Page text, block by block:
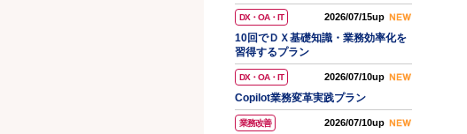
DX・OA・IT 2026/07/15up
10回でＤＸ基礎知識・業務効率化を
習得するプラン
DX・OA・IT 2026/07/10up
Copilot業務変革実践プラン
業務改善 2026/07/10up